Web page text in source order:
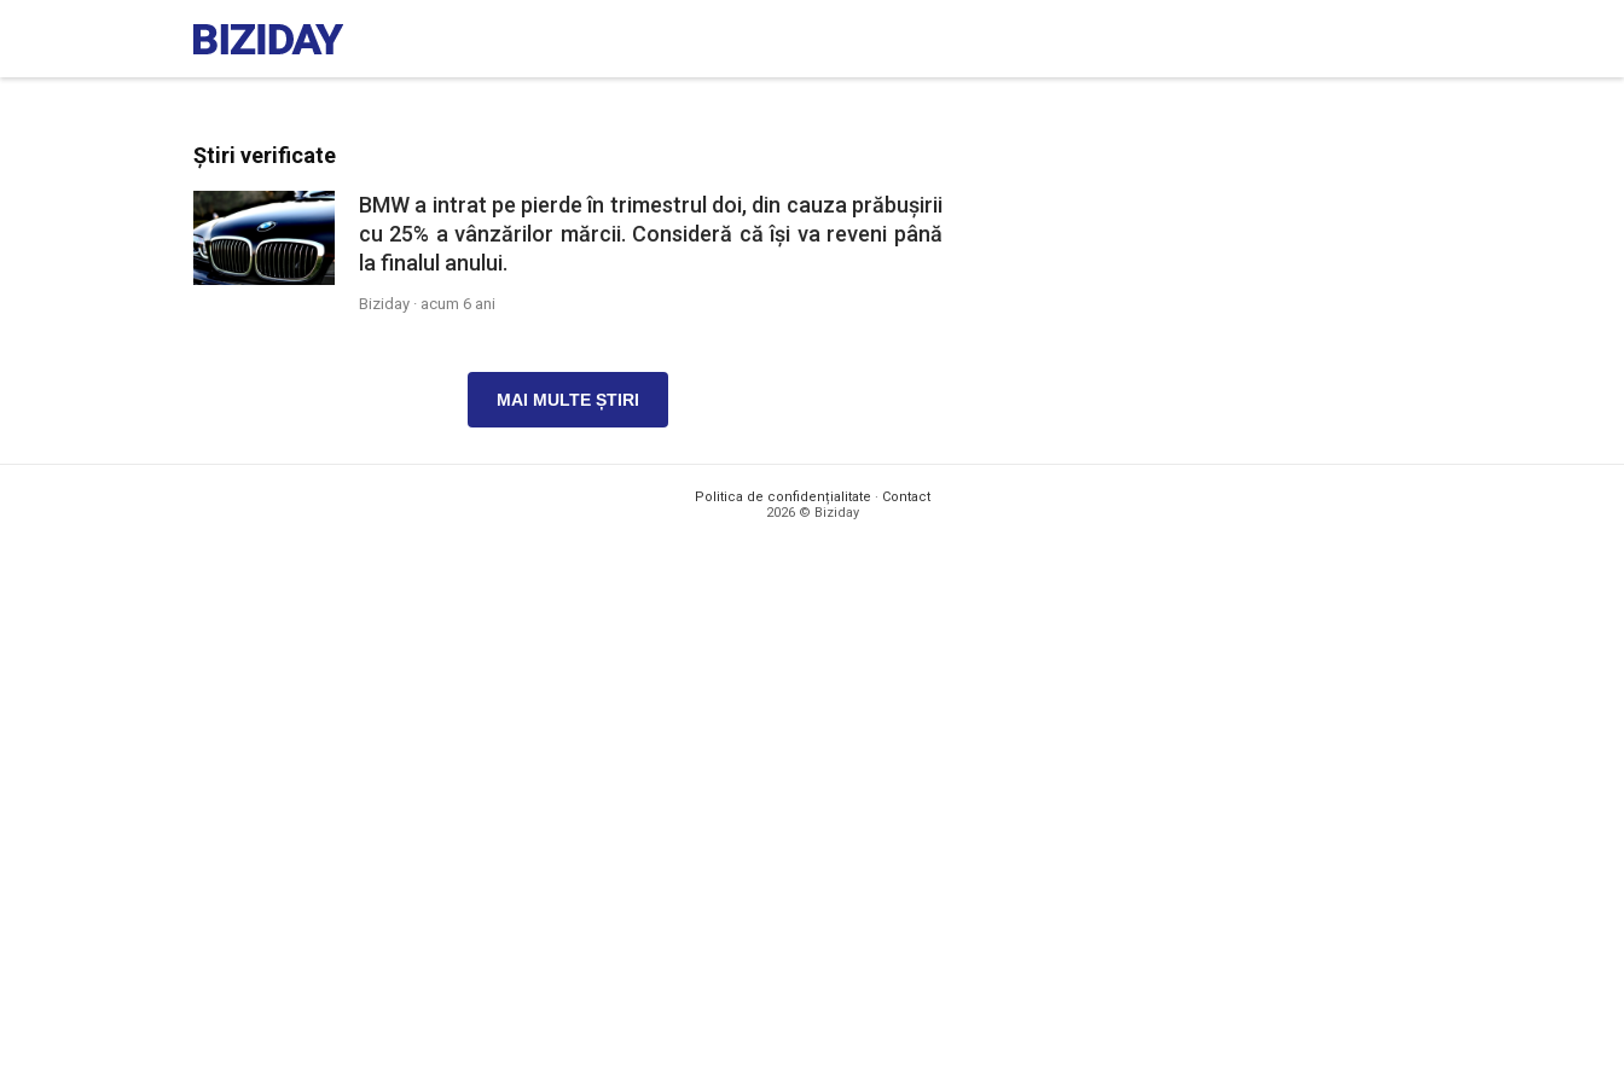
Știri verificate
BMW a intrat pe pierde în trimestrul doi, din cauza prăbușirii
cu 25% a vânzărilor mărcii. Consideră că își va reveni până
la finalul anului.
Biziday · acum 6 ani
MAI MULTE ȘTIRI
Politica de confidențialitate · Contact
2026 © Biziday